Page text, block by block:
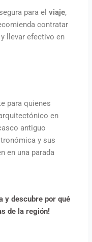
para elviaje,
contratar
llevar efectivo en
para quienes
en
antiguo
y sus
en una parada
y descubre por qué
de la región!